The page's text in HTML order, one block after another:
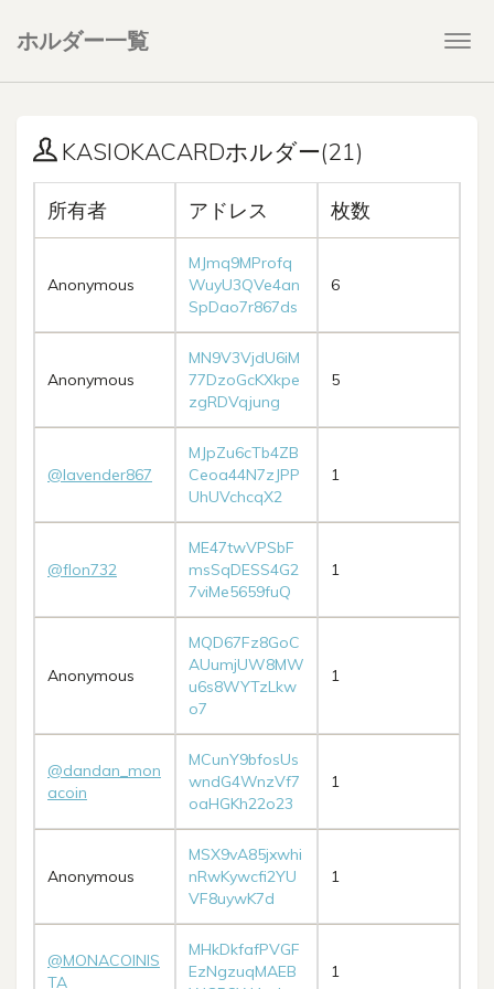
ホルダー一覧
KASIOKACARDホルダー(21)
所有者 アドレス 枚数
Anonymous
MJmq9MProfq
WuyU3QVe4an
SpDao7r867ds
6
Anonymous
MN9V3VjdU6iM
77DzoGcKXkpe
zgRDVqjung
5
@lavender867
MJpZu6cTb4ZB
Ceoa44N7zJPP
UhUVchcqX2
1
@flon732
ME47twVPSbF
msSqDESS4G2
7viMe5659fuQ
1
Anonymous
MQD67Fz8GoC
AUumjUW8MW
u6s8WYTzLkw
o7
1
@dandan_mon
acoin
MCunY9bfosUs
wndG4WnzVf7
oaHGKh22o23
1
Anonymous
MSX9vA85jxwhi
nRwKywcfi2YU
VF8uywK7d
1
@MONACOINIS
TA
MHkDkfafPVGF
EzNgzuqMAEB
1